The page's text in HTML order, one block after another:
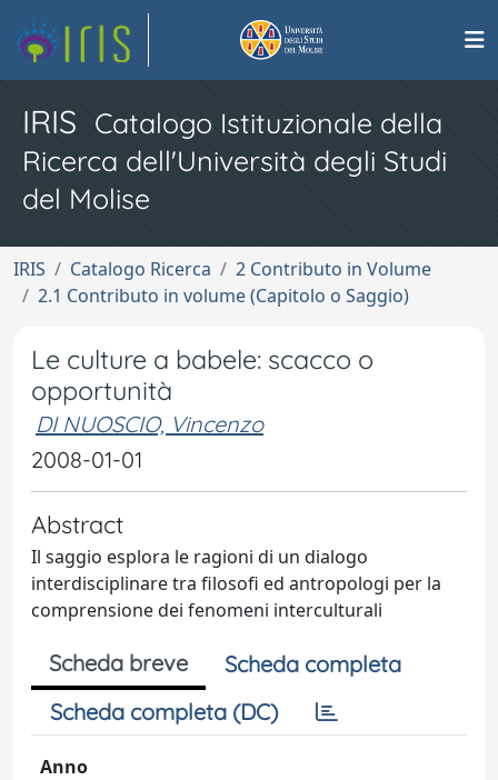
IRIS Catalogo Istituzionale della
Ricerca dell'Università degli Studi
del Molise
IRIS Catalogo Ricerca
2 Contributo in Volume
2.1 Contributo in volume (Capitolo o Saggio)
Le culture a babele: scacco o
opportunità
DI NUOSCIO, Vincenzo
2008-01-01
Abstract
Il saggio esplora le ragioni di un dialogo
interdisciplinare tra filosofi ed antropologi per la
comprensione dei fenomeni interculturali
Scheda breve
Scheda completa
Scheda completa (DC)
Anno